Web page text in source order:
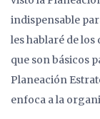
indispensable
les hablaré de
que son básicos
Planeación
enfoca a la